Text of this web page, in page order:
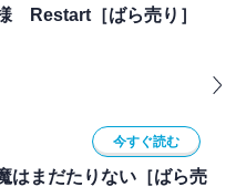
Restart［ばら売り］
今すぐ読む
はまだたりない［ばら売